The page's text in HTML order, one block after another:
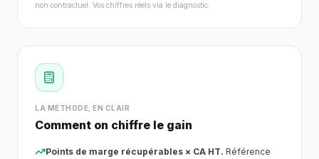
non contractuel. Vos chiffres réels via le diagnostic.
LA MÉTHODE, EN CLAIR
Comment on chiffre le gain
Points de marge récupérables × CA HT. Référence